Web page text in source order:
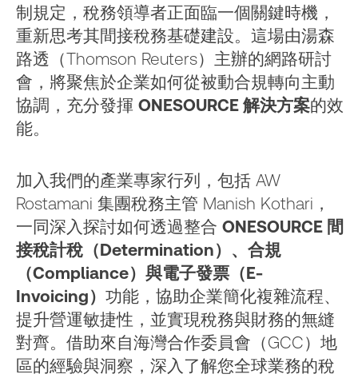
制規定，稅務領導者正面臨一個關鍵時機，
重新思考其間接稅務基礎建設。這場由湯森
路透（Thomson Reuters）主辦的網路研討
會，將聚焦於企業如何從被動合規轉向主動
協調，充分發揮 ONESOURCE 解決方案的效
能。
加入我們的產業專家行列，包括 AW
Rostamani 集團稅務主管 Manish Kothari，
一同深入探討如何透過整合 ONESOURCE 間
接稅計稅（Determination）、合規
（Compliance）與電子發票（E-
Invoicing） 功能，協助企業簡化複雜流程、
提升營運敏捷性，並實現稅務與財務的無縫
對齊。借助來自海灣合作委員會（GCC）地
區的經驗與洞察，深入了解您全球業務的稅